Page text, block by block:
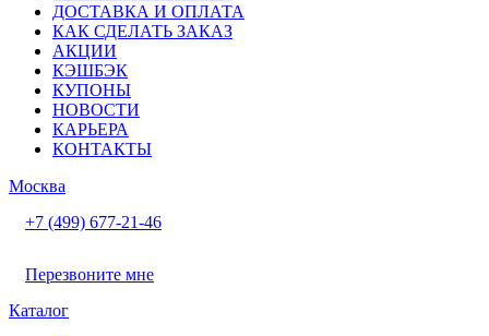
ДОСТАВКА И ОПЛАТА
КАК СДЕЛАТЬ ЗАКАЗ
АКЦИИ
КЭШБЭК
КУПОНЫ
НОВОСТИ
КАРЬЕРА
КОНТАКТЫ
Москва
+7 (499) 677-21-46
Перезвоните мне
Каталог